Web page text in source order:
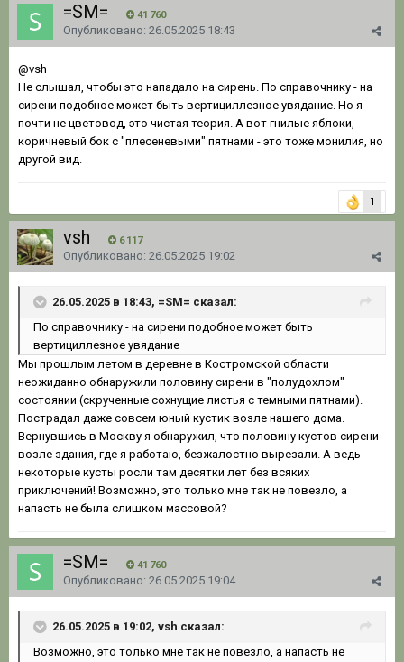
=SM= 41 760
Опубликовано: 26.05.2025 18:43
@vsh
Не слышал, чтобы это нападало на сирень. По справочнику - на
сирени подобное может быть вертициллезное увядание. Но я
почти не цветовод, это чистая теория. А вот гнилые яблоки,
коричневый бок с "плесеневыми" пятнами - это тоже монилия, но
другой вид.
1
vsh 6 117
Опубликовано: 26.05.2025 19:02
26.05.2025 в 18:43, =SM= сказал:
По справочнику - на сирени подобное может быть
вертициллезное увядание
Мы прошлым летом в деревне в Костромской области
неожиданно обнаружили половину сирени в "полудохлом"
состоянии (скрученные сохнущие листья с темными пятнами).
Пострадал даже совсем юный кустик возле нашего дома.
Вернувшись в Москву я обнаружил, что половину кустов сирени
возле здания, где я работаю, безжалостно вырезали. А ведь
некоторые кусты росли там десятки лет без всяких
приключений! Возможно, это только мне так не повезло, а
напасть не была слишком массовой?
=SM= 41 760
Опубликовано: 26.05.2025 19:04
26.05.2025 в 19:02, vsh сказал:
Возможно, это только мне так не повезло, а напасть не